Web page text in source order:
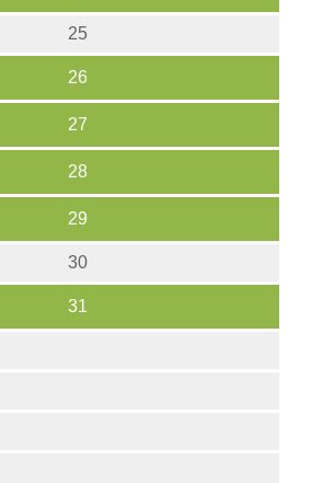
25
26
27
28
29
30
31